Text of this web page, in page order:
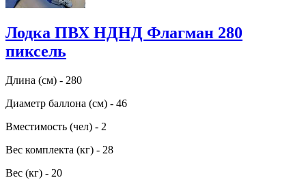
Лодка ПВХ НДНД Флагман 280
пиксель
Длина (см) - 280
Диаметр баллона (см) - 46
Вместимость (чел) - 2
Вес комплекта (кг) - 28
Вес (кг) - 20